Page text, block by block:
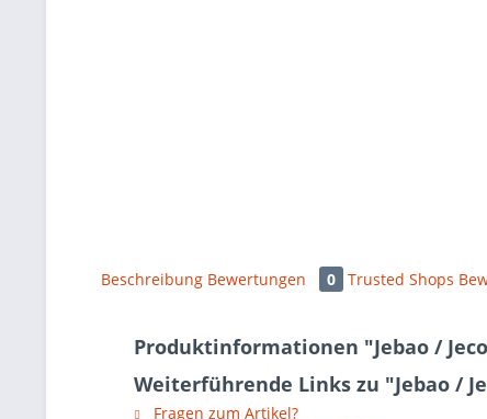
Beschreibung Bewertungen 0 Trusted Shops
Produktinformationen "Jebao /
Weiterführende Links zu "Jebao /
Fragen zum Artikel?